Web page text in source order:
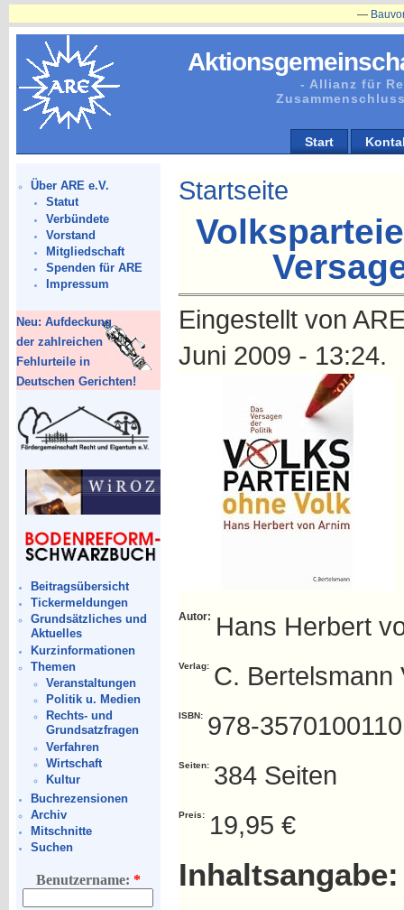
- Allianz für
Start
Über ARE e.V.
Statut
Verbündete
Vorstand
Mitgliedschaft
Spenden für ARE
Impressum
Neu: Aufdeckung
der zahlreichen
Fehlurteile in
Deutschen Gerichten!
Beitragsübersicht
Tickermeldungen
Grundsätzliches und
Aktuelles
Kurzinformationen
Themen
Veranstaltungen
Politik u. Medien
Rechts- und
Grundsatzfragen
Verfahren
Wirtschaft
Kultur
Buchrezensionen
Archiv
Mitschnitte
Suchen
Benutzername: *
Startseite
Eingestellt von
Juni 2009 - 13:24.
Autor: Hans Herbert
Verlag: C. Bertelsmann
ISBN: 978-3570100110
Seiten: 384 Seiten
Preis: 19,95 €
Inhaltsangabe: